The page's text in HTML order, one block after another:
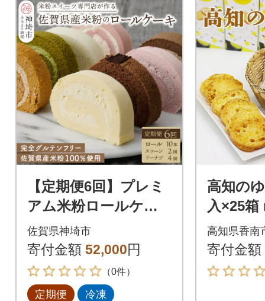
【定期便6回】プレミ
アム米粉ロールケー
キ10種+栗ドーナツ
+米粉スコーンセット
(H053326)
佐賀県神埼市
寄付金額 52,000円
（0件）
定期便 冷凍
高知の
入×25箱
高知県香南
寄付金額